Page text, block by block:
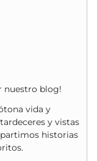
nuestro blog!
vida y
y vistas
historias